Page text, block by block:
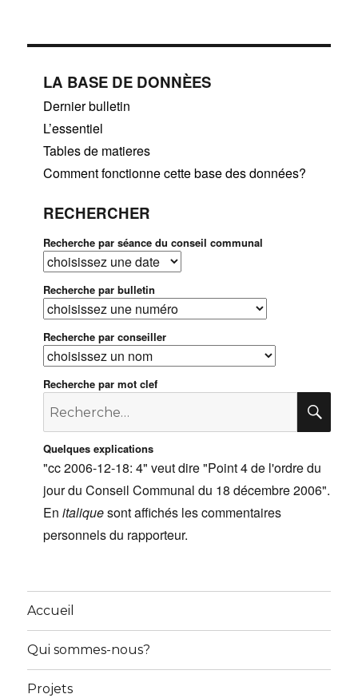
LA BASE DE DONNÈES
Dernier bulletin
L’essentiel
Tables de matieres
Comment fonctionne cette base des données?
RECHERCHER
Recherche par séance du conseil communal
Recherche par bulletin
Recherche par conseiller
Recherche par mot clef
Recherche
:Quelques explications
"cc 2006-12-18: 4" veut dire "Point 4 de l'ordre du
jour du Conseil Communal du 18 décembre 2006".
Enitaliquesont affichés les commentaires
personnels du rapporteur.
Accueil
Qui sommes-nous?
Projets